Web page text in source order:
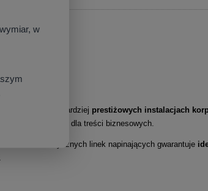
z myślą o najbardziej prestiżowych instalacjach
roboczą dla treści biznesowych.
elastycznych linek napinających gwarantuje
w